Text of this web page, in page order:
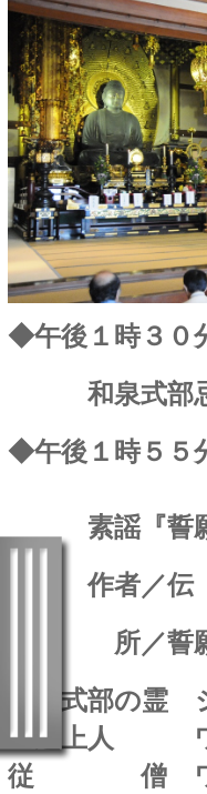
◆午後１時３０
和泉式部
◆午後１時５５
素謡『誓願
作者／伝
所／誓願
和泉式部の
一遍上人
従 僧 ワ